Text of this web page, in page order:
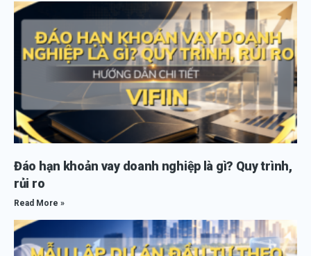
Đáo hạn khoản vay doanh nghiệp là gì? Quy trình,
rủi ro
Read More »